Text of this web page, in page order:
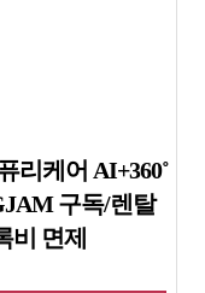
리케어 AI+360˚
구독/렌탈
비 면제